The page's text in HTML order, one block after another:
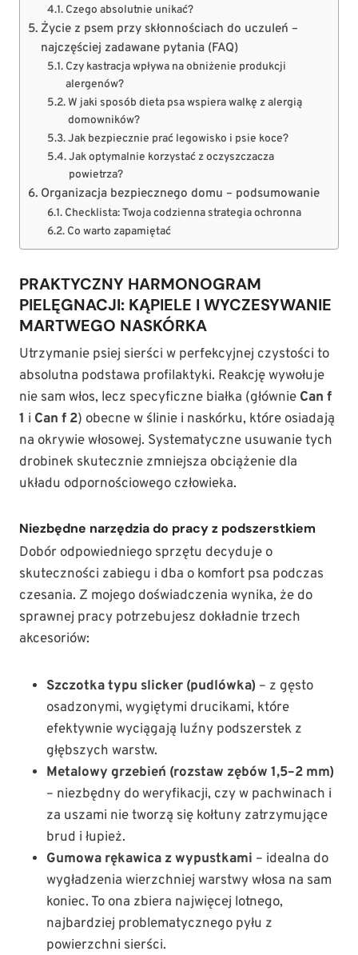
Czego absolutnie unikać?
Życie z psem przy skłonnościach do uczuleń –
najczęściej zadawane pytania (FAQ)
Czy kastracja wpływa na obniżenie produkcji
alergenów?
W jaki sposób dieta psa wspiera walkę z alergią
domowników?
Jak bezpiecznie prać legowisko i psie koce?
Jak optymalnie korzystać z oczyszczacza
powietrza?
Organizacja bezpiecznego domu – podsumowanie
Checklista: Twoja codzienna strategia ochronna
Co warto zapamiętać
PRAKTYCZNY HARMONOGRAM
PIELĘGNACJI: KĄPIELE I WYCZESYWANIE
MARTWEGO NASKÓRKA
Utrzymanie psiej sierści w perfekcyjnej czystości to
absolutna podstawa profilaktyki. Reakcję wywołuje
nie sam włos, lecz specyficzne białka (głównie Can f
1 i Can f 2) obecne w ślinie i naskórku, które osiadają
na okrywie włosowej. Systematyczne usuwanie tych
drobinek skutecznie zmniejsza obciążenie dla
układu odpornościowego człowieka.
Niezbędne narzędzia do pracy z podszerstkiem
Dobór odpowiedniego sprzętu decyduje o
skuteczności zabiegu i dba o komfort psa podczas
czesania. Z mojego doświadczenia wynika, że do
sprawnej pracy potrzebujesz dokładnie trzech
akcesoriów:
Szczotka typu slicker (pudlówka) – z gęsto
osadzonymi, wygiętymi drucikami, które
efektywnie wyciągają luźny podszerstek z
głębszych warstw.
Metalowy grzebień (rozstaw zębów 1,5–2 mm)
– niezbędny do weryfikacji, czy w pachwinach i
za uszami nie tworzą się kołtuny zatrzymujące
brud i łupież.
Gumowa rękawica z wypustkami – idealna do
wygładzenia wierzchniej warstwy włosa na sam
koniec. To ona zbiera najwięcej lotnego,
najbardziej problematycznego pyłu z
powierzchni sierści.